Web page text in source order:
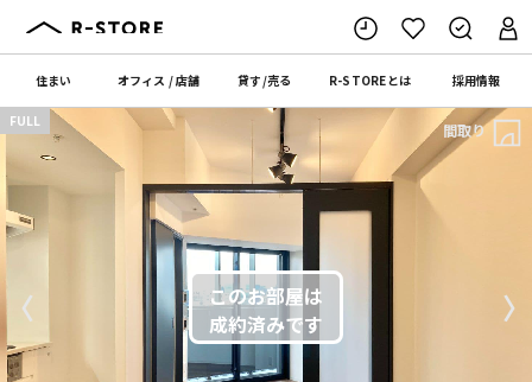
住まい オフィス /店舗 貸す/売る R-STOREとは 採用情報
〈 〉
FULL 間取り